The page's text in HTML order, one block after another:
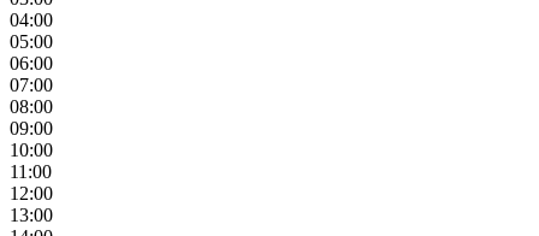
04:00
05:00
06:00
07:00
08:00
09:00
10:00
11:00
12:00
13:00